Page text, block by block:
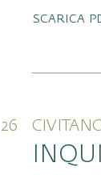
scarica